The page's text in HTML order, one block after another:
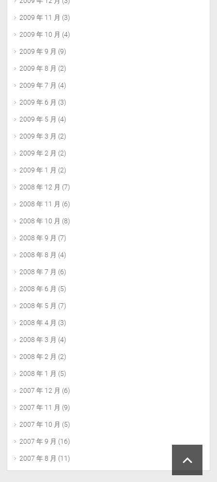
2009 年 11 月 (3)
2009 年 10 月 (4)
2009 年 9 月 (9)
2009 年 8 月 (2)
2009 年 7 月 (4)
2009 年 6 月 (3)
2009 年 5 月 (4)
2009 年 3 月 (2)
2009 年 2 月 (2)
2009 年 1 月 (2)
2008 年 12 月 (7)
2008 年 11 月 (6)
2008 年 10 月 (8)
2008 年 9 月 (7)
2008 年 8 月 (4)
2008 年 7 月 (6)
2008 年 6 月 (5)
2008 年 5 月 (7)
2008 年 4 月 (3)
2008 年 3 月 (4)
2008 年 2 月 (2)
2008 年 1 月 (5)
2007 年 12 月 (6)
2007 年 11 月 (9)
2007 年 10 月 (5)
2007 年 9 月 (16)
2007 年 8 月 (11)